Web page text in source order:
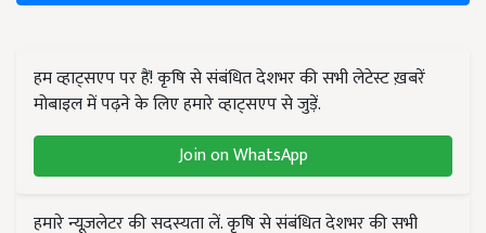
हम व्हाट्सएप पर हैं! कृषि से संबंधित देशभर की सभी लेटेस्ट ख़बरें
मोबाइल में पढ़ने के लिए हमारे व्हाट्सएप से जुड़ें.
Join on WhatsApp
हमारे न्यूज़लेटर की सदस्यता लें. कृषि से संबंधित देशभर की सभी